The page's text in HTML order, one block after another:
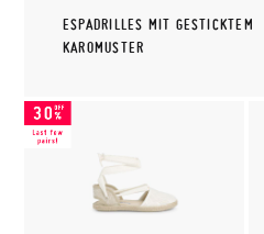
ESPADRILLES MIT GESTICKTEM
KAROMUSTER